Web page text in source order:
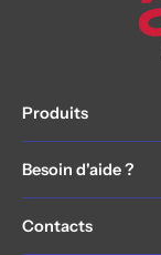
Produits
Besoin d'aide ?
Contacts